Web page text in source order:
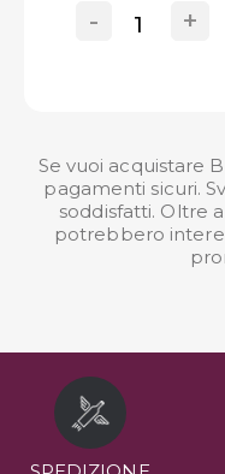
+
-
Se vuoi acquistare
pagamenti sicuri.
soddisfatti. Oltre
potrebbero